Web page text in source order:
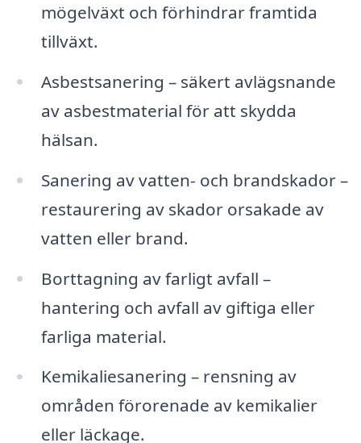
mögelväxt och förhindrar framtida
tillväxt.
Asbestsanering – säkert avlägsnande
av asbestmaterial för att skydda
hälsan.
Sanering av vatten- och brandskador –
restaurering av skador orsakade av
vatten eller brand.
Borttagning av farligt avfall –
hantering och avfall av giftiga eller
farliga material.
Kemikaliesanering – rensning av
områden förorenade av kemikalier
eller läckage.